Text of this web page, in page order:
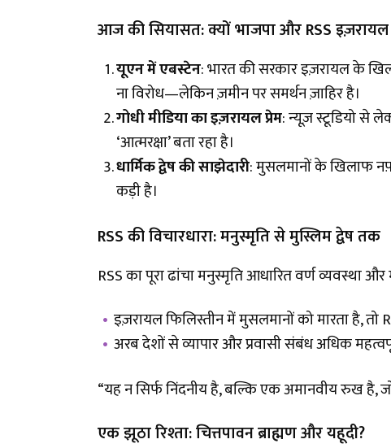
आज की सियासत: क्यों भाजपा और RSS
यूएन में एबस्टेन: भारत की सरकार इज़रायल के
ना विरोध—लेकिन ज़मीन पर समर्थन ज़ाहिर है।
गोधी मीडिया का इज़रायल प्रेम: न्यूज़ स्टूडियो से
‘आत्मरक्षा’ बता रहा है।
धार्मिक द्वेष की साझेदारी: मुसलमानों के खिलाफ
कड़ी है।
RSS की विचारधारा: मनुस्मृति से मुस्लिम द्वेष तक
RSS का पूरा ढांचा मनुस्मृति आधारित वर्ण व्यवस्था
इज़रायल फिलिस्तीन में मुसलमानों को मारता है, तो
अरब देशों से व्यापार और प्रवासी संबंध अधिक
“यह न सिर्फ निंदनीय है, बल्कि एक अमानवीय रुख है,
एक झूठा रिश्ता: चित्तपावन ब्राह्मण और यहूदी?